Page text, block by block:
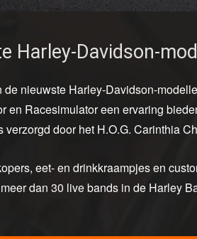
Harley-Davidson-
de nieuwste Harley-Davidson-
en Racesimulator een ervaring
verzorgd door het H.O.G. Carinthia
eet- en drinkkraampjes en
dan 30 live bands in de Harley